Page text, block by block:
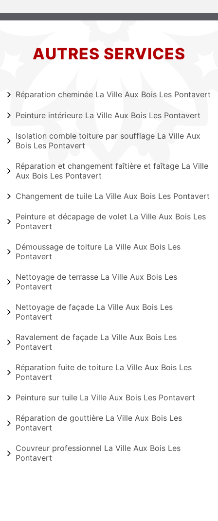
AUTRES SERVICES
Réparation cheminée La Ville Aux Bois Les Pontavert
Peinture intérieure La Ville Aux Bois Les Pontavert
Isolation comble toiture par soufflage La Ville Aux
Bois Les Pontavert
Réparation et changement faîtière et faîtage La Ville
Aux Bois Les Pontavert
Changement de tuile La Ville Aux Bois Les Pontavert
Peinture et décapage de volet La Ville Aux Bois Les
Pontavert
Démoussage de toiture La Ville Aux Bois Les
Pontavert
Nettoyage de terrasse La Ville Aux Bois Les
Pontavert
Nettoyage de façade La Ville Aux Bois Les
Pontavert
Ravalement de façade La Ville Aux Bois Les
Pontavert
Réparation fuite de toiture La Ville Aux Bois Les
Pontavert
Peinture sur tuile La Ville Aux Bois Les Pontavert
Réparation de gouttière La Ville Aux Bois Les
Pontavert
Couvreur professionnel La Ville Aux Bois Les
Pontavert